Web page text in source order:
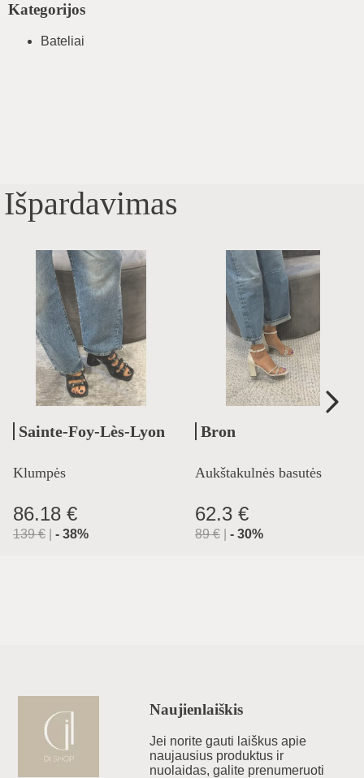
Kategorijos
Bateliai
Išpardavimas
Sainte-Foy-Lès-Lyon
Klumpės
86.18 €
139€ - 38%
Bron
Aukštakulnės basutės
62.3 €
89€ - 30%
Naujienlaiškis
Jei norite gauti laiškus apie
naujausius produktus ir
nuolaidas, galite prenumeruoti